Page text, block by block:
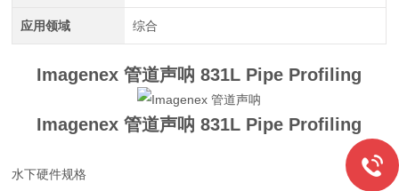
应用领域 综合
Imagenex 管道声呐 831L Pipe Profiling
Imagenex 管道声呐 831L Pipe Profiling
水下硬件规格